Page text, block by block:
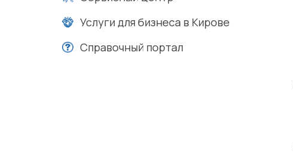
Услуги для бизнеса в Кирове
Справочный портал